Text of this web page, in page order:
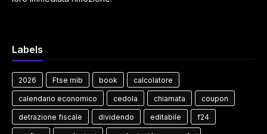
Labels
2026 Ftse mib book calcolatore
calendario economico cedola chiamata coupon
detrazione fiscale dividendo editabile f24